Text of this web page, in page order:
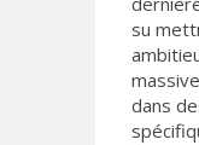
su
dans